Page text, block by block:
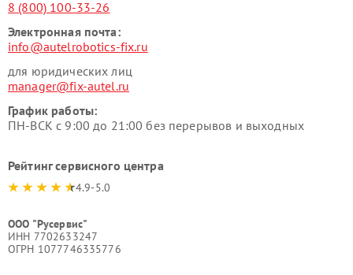
8 (800) 100-33-26
Электронная почта:
info@autelrobotics-fix.ru
для юридических лиц
manager@fix-autel.ru
График работы:
ПН-ВСК с 9:00 до 21:00 без перерывов и выходных
Рейтинг сервисного центра
4.9-5.0
ООО "Русервис"
ИНН 7702633247
ОГРН 1077746335776